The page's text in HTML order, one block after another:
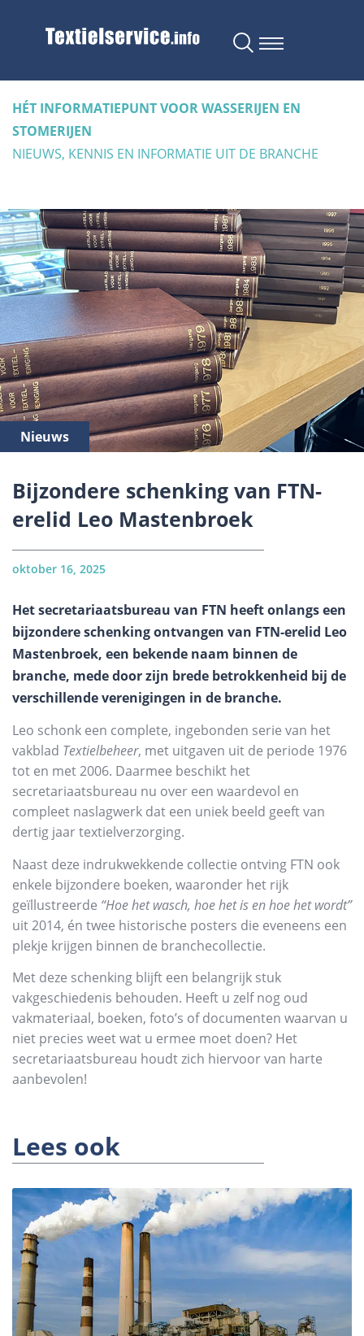
HÉT INFORMATIEPUNT VOOR WASSERIJEN EN
STOMERIJEN
NIEUWS, KENNIS EN INFORMATIE UIT DE BRANCHE
Nieuws
Bijzondere schenking van FTN-
erelid Leo Mastenbroek
oktober 16, 2025
Het secretariaatsbureau van FTN heeft onlangs een
bijzondere schenking ontvangen van FTN-erelid Leo
Mastenbroek, een bekende naam binnen de
branche, mede door zijn brede betrokkenheid bij de
verschillende verenigingen in de branche.
Leo schonk een complete, ingebonden serie van het
vakblad Textielbeheer, met uitgaven uit de periode 1976
tot en met 2006. Daarmee beschikt het
secretariaatsbureau nu over een waardevol en
compleet naslagwerk dat een uniek beeld geeft van
dertig jaar textielverzorging.
Naast deze indrukwekkende collectie ontving FTN ook
enkele bijzondere boeken, waaronder het rijk
geïllustreerde “Hoe het wasch, hoe het is en hoe het wordt”
uit 2014, én twee historische posters die eveneens een
plekje krijgen binnen de branchecollectie.
Met deze schenking blijft een belangrijk stuk
vakgeschiedenis behouden. Heeft u zelf nog oud
vakmateriaal, boeken, foto’s of documenten waarvan u
niet precies weet wat u ermee moet doen? Het
secretariaatsbureau houdt zich hiervoor van harte
aanbevolen!
Lees ook